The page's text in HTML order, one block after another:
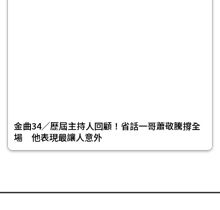
金曲34／歷屆主持人回顧！省話一哥蕭敬騰撐全
場 他表現最讓人意外